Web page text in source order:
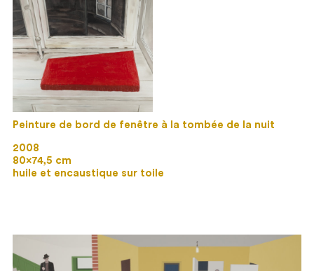
Peinture de bord de fenêtre à la tombée de la nuit
2008
80×74,5 cm
huile et encaustique sur toile